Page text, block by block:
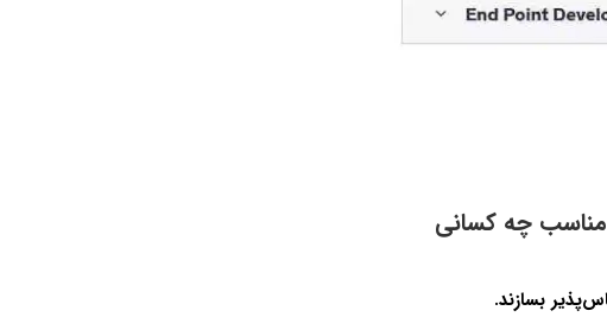
دوره آموزش ساخت و توسعه API های مقیاس پذیر با FastAPI مناسب چه کسانی